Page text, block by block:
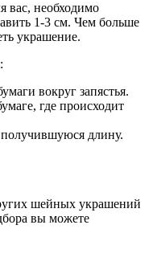
вас, необходимо
1-3 см. Чем больше
украшение.
вокруг запястья.
где происходит
длину.
шейных украшений
вы можете